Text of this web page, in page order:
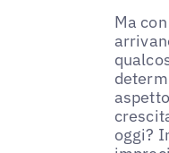
Ma
oggi?